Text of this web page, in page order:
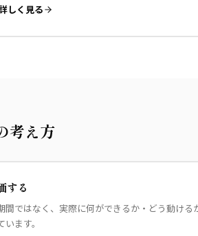
しく見る
考え方
する
間ではなく、実際に何ができるか・どう動ける
ます。